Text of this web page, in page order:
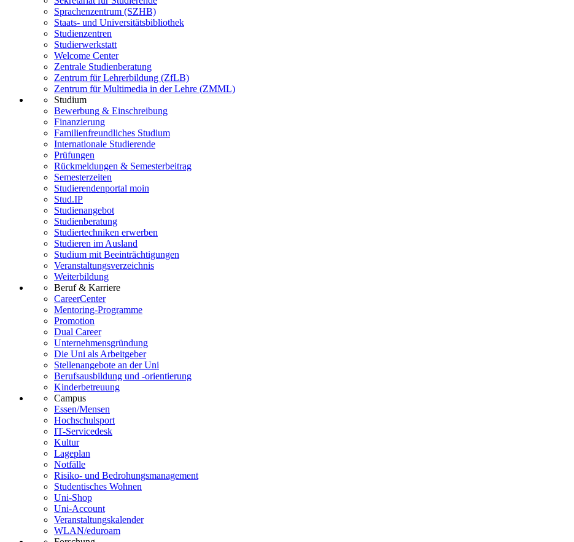
Sprachenzentrum (SZHB)
Staats- und Universitätsbibliothek
Studienzentren
Studierwerkstatt
Welcome Center
Zentrale Studienberatung
Zentrum für Lehrerbildung (ZfLB)
Zentrum für Multimedia in der Lehre (ZMML)
Studium
Bewerbung & Einschreibung
Finanzierung
Familienfreundliches Studium
Internationale Studierende
Prüfungen
Rückmeldungen & Semesterbeitrag
Semesterzeiten
Studierendenportal moin
Stud.IP
Studienangebot
Studienberatung
Studiertechniken erwerben
Studieren im Ausland
Studium mit Beeinträchtigungen
Veranstaltungsverzeichnis
Weiterbildung
Beruf & Karriere
CareerCenter
Mentoring-Programme
Promotion
Dual Career
Unternehmensgründung
Die Uni als Arbeitgeber
Stellenangebote an der Uni
Berufsausbildung und -orientierung
Kinderbetreuung
Campus
Essen/Mensen
Hochschulsport
IT-Servicedesk
Kultur
Lageplan
Notfälle
Risiko- und Bedrohungsmanagement
Studentisches Wohnen
Uni-Shop
Uni-Account
Veranstaltungskalender
WLAN/eduroam